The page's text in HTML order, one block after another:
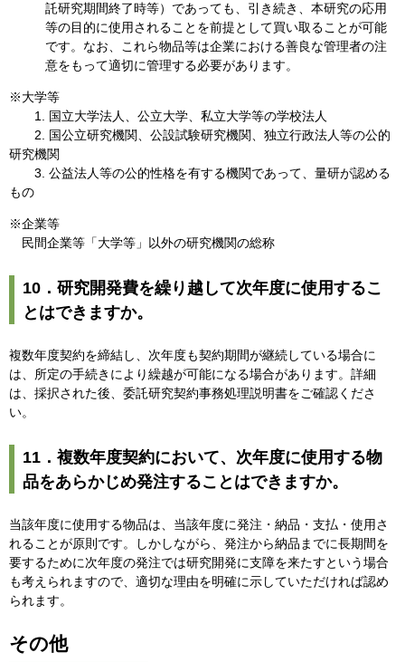
託研究期間終了時等）であっても、引き続き、本研究の応用
等の目的に使用されることを前提として買い取ることが可能
です。なお、これら物品等は企業における善良な管理者の注
意をもって適切に管理する必要があります。
※大学等
1. 国立大学法人、公立大学、私立大学等の学校法人
2. 国公立研究機関、公設試験研究機関、独立行政法人等の公的
研究機関
3. 公益法人等の公的性格を有する機関であって、量研が認める
もの
※企業等
民間企業等「大学等」以外の研究機関の総称
10．研究開発費を繰り越して次年度に使用するこ
とはできますか。
複数年度契約を締結し、次年度も契約期間が継続している場合に
は、所定の手続きにより繰越が可能になる場合があります。詳細
は、採択された後、委託研究契約事務処理説明書をご確認くださ
い。
11．複数年度契約において、次年度に使用する物
品をあらかじめ発注することはできますか。
当該年度に使用する物品は、当該年度に発注・納品・支払・使用さ
れることが原則です。しかしながら、発注から納品までに長期間を
要するために次年度の発注では研究開発に支障を来たすという場合
も考えられますので、適切な理由を明確に示していただければ認め
られます。
その他